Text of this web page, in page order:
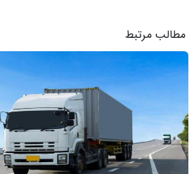
مطالب مرتبط